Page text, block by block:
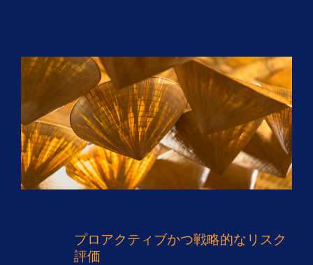
プロアクティブかつ戦略的なリスク
評価